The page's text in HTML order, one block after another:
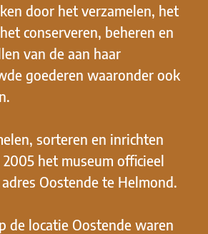
door het verzamelen, het
conserveren, beheren en
van de aan haar
goederen waaronder ook
sorteren en inrichten
het museum officieel
Oostende te Helmond.
de locatie Oostende waren